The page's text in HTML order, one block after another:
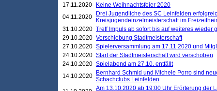
17.11.2020
Keine Weihnachtsfeier 2020
04.11.2020
Drei Jugendliche des SC Leinfelden
Kreisjugendeinzelmeisterschaft im
31.10.2020 Treff Impuls ab sofort bis auf weiteres wieder
29.10.2020 Verschiebung Stadtmeisterschaft
27.10.2020 Spielerversammlung am 17.11.2020 und
24.10.2020 Start der Stadtmeisterschaft wird verschoben
24.10.2020 Spielabend am 27.10. entfällt
14.10.2020
Bernhard Schmid und Michele Porro sind
Schachclubs Leinfelden
Am 13.10.2020 ab 19:00 Uhr Erörterung der